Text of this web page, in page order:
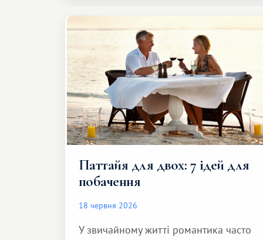
Паттайя для двох: 7 ідей для
побачення
18 червня 2026
У звичайному житті романтика часто